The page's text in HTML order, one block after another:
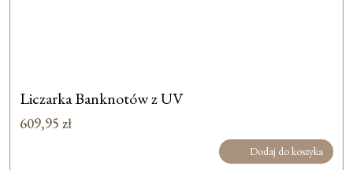
Liczarka Banknotów z UV
609,95 zł
Dodaj do koszyka